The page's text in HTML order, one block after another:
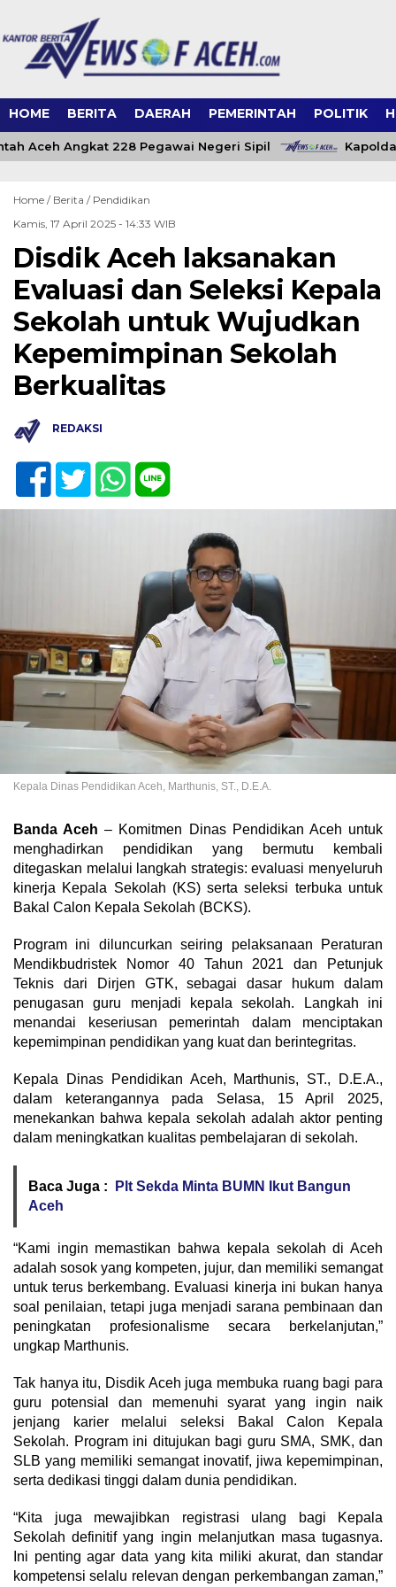
HOME BERITA DAERAH PEMERINTAH POLITIK
Aceh Angkat 228 Pegawai Negeri Sipil
Home / Berita / Pendidikan
Kamis, 17 April 2025 - 14:33 WIB
Disdik Aceh laksanakan
Evaluasi dan Seleksi Kepala
Sekolah untuk Wujudkan
Kepemimpinan Sekolah
Berkualitas
REDAKSI
Kepala Dinas Pendidikan Aceh, Marthunis, ST., D.E.A.
Banda Aceh – Komitmen Dinas Pendidikan Aceh untuk
menghadirkan pendidikan yang bermutu kembali
ditegaskan melalui langkah strategis: evaluasi menyeluruh
kinerja Kepala Sekolah (KS) serta seleksi terbuka untuk
Bakal Calon Kepala Sekolah (BCKS).
Program ini diluncurkan seiring pelaksanaan Peraturan
Mendikbudristek Nomor 40 Tahun 2021 dan Petunjuk
Teknis dari Dirjen GTK, sebagai dasar hukum dalam
penugasan guru menjadi kepala sekolah. Langkah ini
menandai keseriusan pemerintah dalam menciptakan
kepemimpinan pendidikan yang kuat dan berintegritas.
Kepala Dinas Pendidikan Aceh, Marthunis, ST., D.E.A.,
dalam keterangannya pada Selasa, 15 April 2025,
menekankan bahwa kepala sekolah adalah aktor penting
dalam meningkatkan kualitas pembelajaran di sekolah.
Baca Juga :
Plt Sekda Minta BUMN Ikut Bangun
Aceh
“Kami ingin memastikan bahwa kepala sekolah di Aceh
adalah sosok yang kompeten, jujur, dan memiliki semangat
untuk terus berkembang. Evaluasi kinerja ini bukan hanya
soal penilaian, tetapi juga menjadi sarana pembinaan dan
peningkatan profesionalisme secara berkelanjutan,”
ungkap Marthunis.
Tak hanya itu, Disdik Aceh juga membuka ruang bagi para
guru potensial dan memenuhi syarat yang ingin naik
jenjang karier melalui seleksi Bakal Calon Kepala
Sekolah. Program ini ditujukan bagi guru SMA, SMK, dan
SLB yang memiliki semangat inovatif, jiwa kepemimpinan,
serta dedikasi tinggi dalam dunia pendidikan.
“Kita juga mewajibkan registrasi ulang bagi Kepala
Sekolah definitif yang ingin melanjutkan masa tugasnya.
Ini penting agar data yang kita miliki akurat, dan standar
kompetensi selalu relevan dengan perkembangan zaman,”